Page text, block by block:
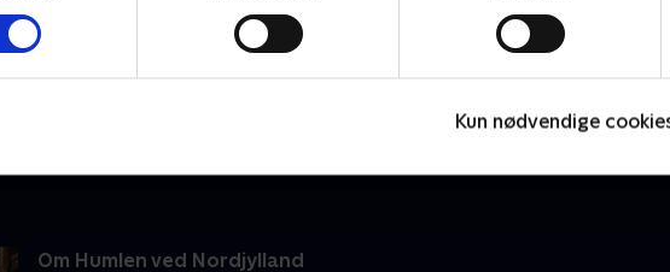
Kun nødvendige
Fantasifulde rum - i is og sne
Om Humlen ved Nordjylland